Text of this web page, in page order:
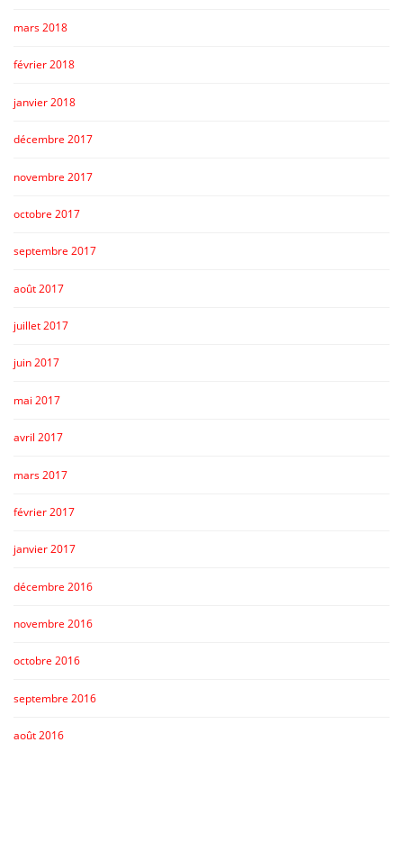
mars 2018
février 2018
janvier 2018
décembre 2017
novembre 2017
octobre 2017
septembre 2017
août 2017
juillet 2017
juin 2017
mai 2017
avril 2017
mars 2017
février 2017
janvier 2017
décembre 2016
novembre 2016
octobre 2016
septembre 2016
août 2016